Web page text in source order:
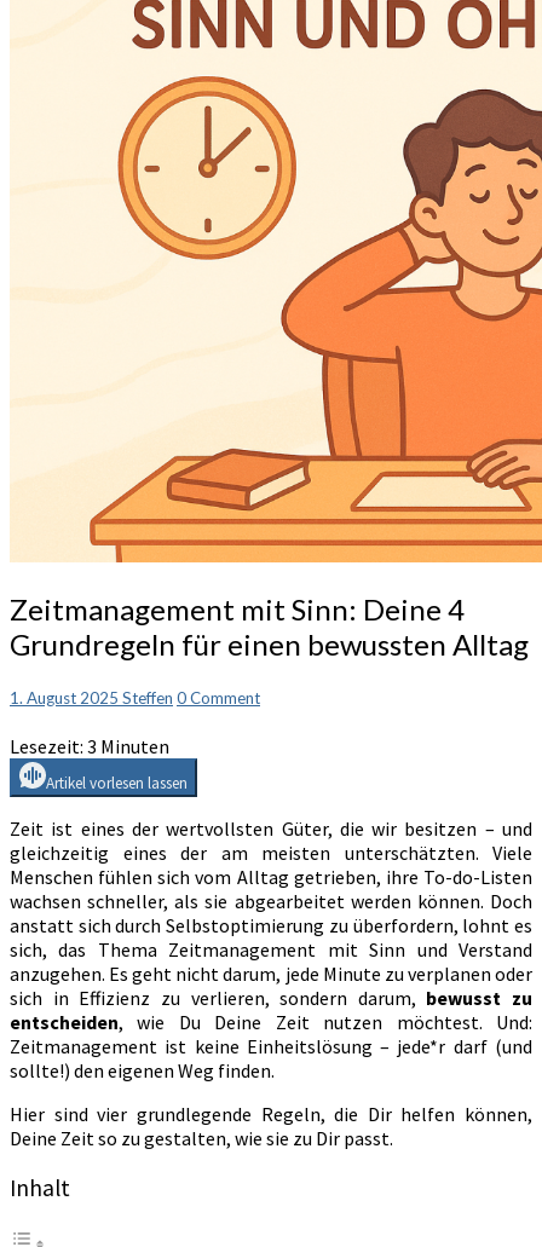
Zeitmanagement
mit
Sinn:
4
für
einen
bewussten
Alltag
Zeitmanagement mit Sinn: Deine 4
Grundregeln für einen bewussten Alltag
1. August 2025 Steffen Comments
0 Comment
Lesezeit: 3 Minuten
Artikel vorlesen lassen
Zeit ist eines der wertvollsten Güter, die wir besitzen – und
gleichzeitig eines der am meisten unterschätzten. Viele
Menschen fühlen sich vom Alltag getrieben, ihre To-do-Listen
wachsen schneller, als sie abgearbeitet werden können. Doch
anstatt sich durch Selbstoptimierung zu überfordern, lohnt es
sich, das Thema Zeitmanagement mit Sinn und Verstand
anzugehen. Es geht nicht darum, jede Minute zu verplanen oder
sich in Effizienz zu verlieren, sondern darum, bewusst zu
entscheiden, wie Du Deine Zeit nutzen möchtest. Und:
Zeitmanagement ist keine Einheitslösung – jede*r darf (und
sollte!) den eigenen Weg finden.
Hier sind vier grundlegende Regeln, die Dir helfen können,
Deine Zeit so zu gestalten, wie sie zu Dir passt.
Inhalt